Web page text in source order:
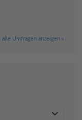
alle Umfragen anzeigen »